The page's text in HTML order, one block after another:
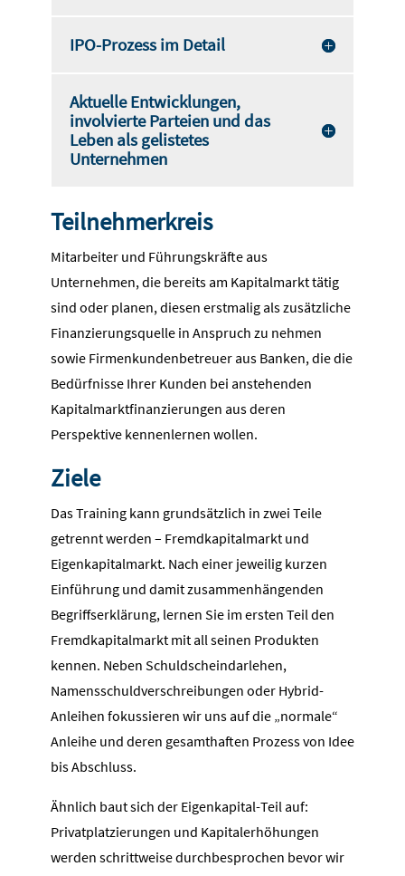
IPO-Prozess im Detail
Aktuelle Entwicklungen,
involvierte Parteien und das
Leben als gelistetes
Unternehmen
Teilnehmerkreis
Mitarbeiter und Führungskräfte aus
Unternehmen, die bereits am Kapitalmarkt tätig
sind oder planen, diesen erstmalig als zusätzliche
Finanzierungsquelle in Anspruch zu nehmen
sowie Firmenkundenbetreuer aus Banken, die die
Bedürfnisse Ihrer Kunden bei anstehenden
Kapitalmarktfinanzierungen aus deren
Perspektive kennenlernen wollen.
Ziele
Das Training kann grundsätzlich in zwei Teile
getrennt werden – Fremdkapitalmarkt und
Eigenkapitalmarkt. Nach einer jeweilig kurzen
Einführung und damit zusammenhängenden
Begriffserklärung, lernen Sie im ersten Teil den
Fremdkapitalmarkt mit all seinen Produkten
kennen. Neben Schuldscheindarlehen,
Namensschuldverschreibungen oder Hybrid-
Anleihen fokussieren wir uns auf die „normale“
Anleihe und deren gesamthaften Prozess von Idee
bis Abschluss.
Ähnlich baut sich der Eigenkapital-Teil auf:
Privatplatzierungen und Kapitalerhöhungen
werden schrittweise durchbesprochen bevor wir